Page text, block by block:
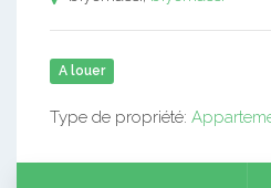
A louer
Type de propriété: